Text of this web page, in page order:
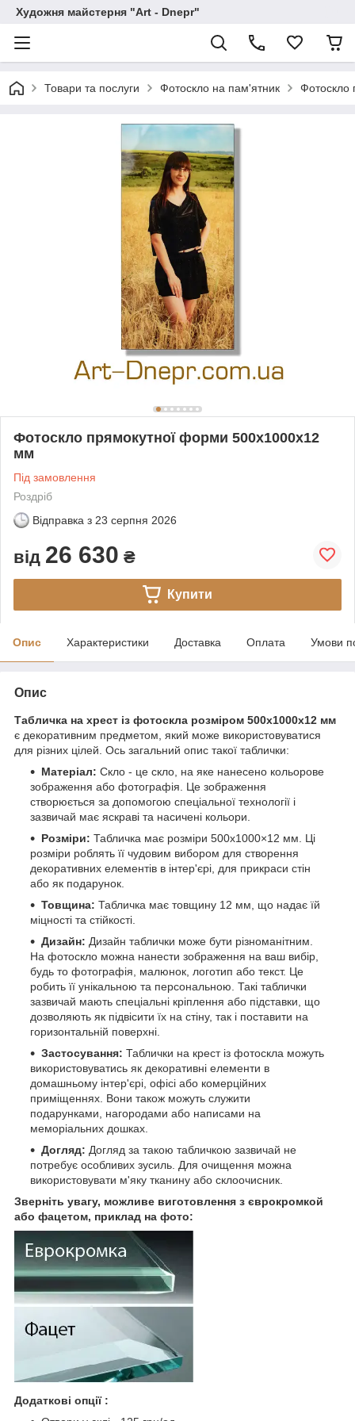
Художня майстерня "Art - Dnepr"
Товари та послуги Фотоскло на пам'ятник Фотоскло
Фотоскло прямокутної форми 500х1000х12
мм
Під замовлення
Роздріб
Відправка з 23 серпня 2026
від 26 630 ₴
Купити
Опис Характеристики Доставка Оплата Умови
Опис
Табличка на хрест із фотоскла розміром 500х1000x12 мм
є декоративним предметом, який може використовуватися
для різних цілей. Ось загальний опис такої таблички:
Матеріал: Скло - це скло, на яке нанесено кольорове
зображення або фотографія. Це зображення
створюється за допомогою спеціальної технології і
зазвичай має яскраві та насичені кольори.
Розміри: Табличка має розміри 500х1000×12 мм. Ці
розміри роблять її чудовим вибором для створення
декоративних елементів в інтер'єрі, для прикраси стін
або як подарунок.
Товщина: Табличка має товщину 12 мм, що надає їй
міцності та стійкості.
Дизайн: Дизайн таблички може бути різноманітним.
На фотоскло можна нанести зображення на ваш вибір,
будь то фотографія, малюнок, логотип або текст. Це
робить її унікальною та персональною. Такі таблички
зазвичай мають спеціальні кріплення або підставки, що
дозволяють як підвісити їх на стіну, так і поставити на
горизонтальній поверхні.
Застосування: Таблички на крест із фотоскла можуть
використовуватись як декоративні елементи в
домашньому інтер'єрі, офісі або комерційних
приміщеннях. Вони також можуть служити
подарунками, нагородами або написами на
меморіальних дошках.
Догляд: Догляд за такою табличкою зазвичай не
потребує особливих зусиль. Для очищення можна
використовувати м'яку тканину або склоочисник.
Зверніть увагу, можливе виготовлення з єврокромкой
або фацетом, приклад на фото:
Додаткові опції :